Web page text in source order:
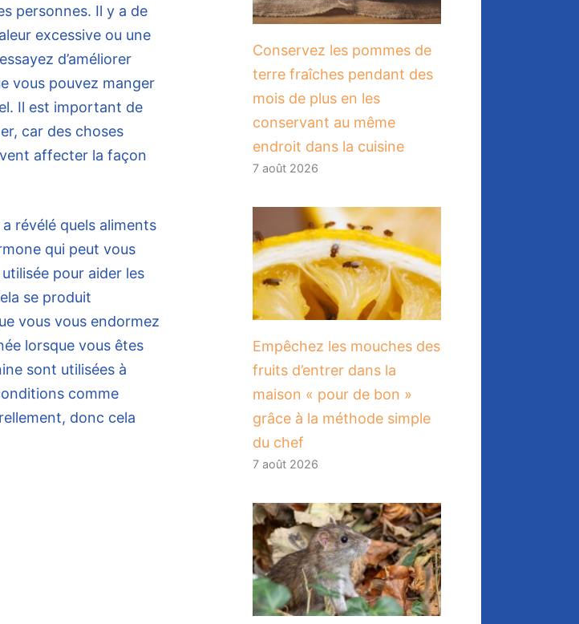
personnes. Il y a de
excessive ou une
d’améliorer
vous pouvez manger
Il est important de
car des choses
affecter la façon
révélé quels aliments
qui peut vous
pour aider les
se produit
vous vous endormez
lorsque vous êtes
sont utilisées à
comme
donc cela
Conservez les pommes de
terre fraîches pendant des
mois de plus en les
conservant au même
endroit dans la cuisine
7 août 2026
​Empêchez les mouches des
fruits d’entrer dans la
maison « pour de bon »
grâce à la méthode simple
du chef
7 août 2026